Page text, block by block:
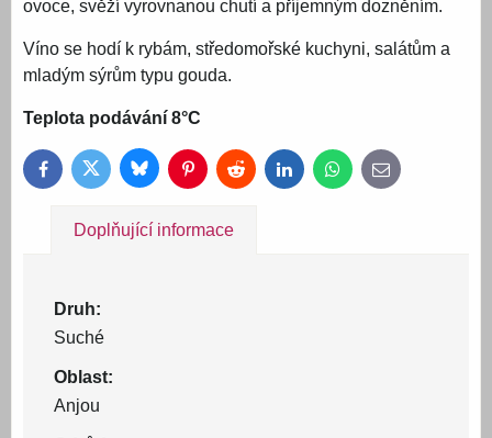
ovoce, svěží vyrovnanou chutí a příjemným dozněním.
Víno se hodí k rybám, středomořské kuchyni, salátům a
mladým sýrům typu gouda.
Teplota podávání 8°C
FacebookTwitter BlueskyPinterestReddit LinkedInWhatsApp
E-
mail
Doplňující informace
Druh:
Suché
Oblast:
Anjou